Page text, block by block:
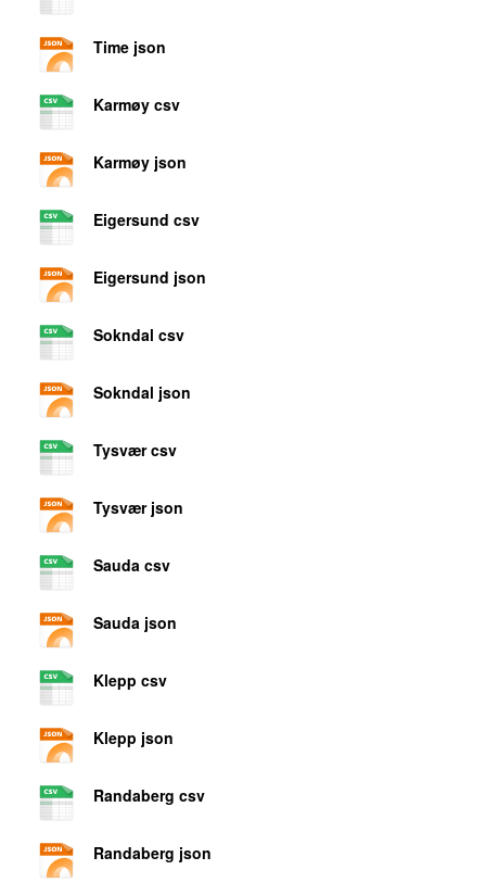
Time json
Karmøy csv
Karmøy json
Eigersund csv
Eigersund json
Sokndal csv
Sokndal json
Tysvær csv
Tysvær json
Sauda csv
Sauda json
Klepp csv
Klepp json
Randaberg csv
Randaberg json